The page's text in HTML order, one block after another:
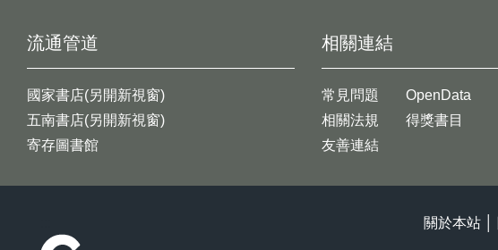
流通管道
國家書店(另開新視窗)
五南書店(另開新視窗)
寄存圖書館
相關連結
常見問題
相關法規
友善連結
OpenData
得獎書目
關於本站